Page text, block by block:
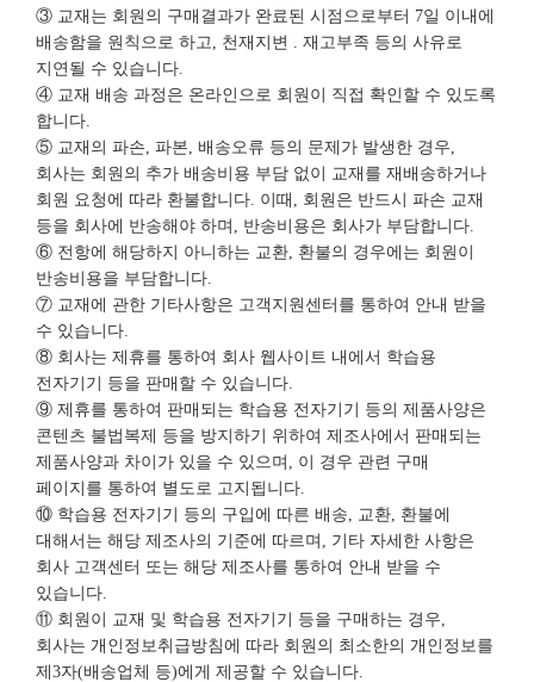
③ 교재는 회원의 구매결과가 완료된 시점으로부터 7일 이내에
배송함을 원칙으로 하고, 천재지변 . 재고부족 등의 사유로
지연될 수 있습니다.
④ 교재 배송 과정은 온라인으로 회원이 직접 확인할 수 있도록
합니다.
⑤ 교재의 파손, 파본, 배송오류 등의 문제가 발생한 경우,
회사는 회원의 추가 배송비용 부담 없이 교재를 재배송하거나
회원 요청에 따라 환불합니다. 이때, 회원은 반드시 파손 교재
등을 회사에 반송해야 하며, 반송비용은 회사가 부담합니다.
⑥ 전항에 해당하지 아니하는 교환, 환불의 경우에는 회원이
반송비용을 부담합니다.
⑦ 교재에 관한 기타사항은 고객지원센터를 통하여 안내 받을
수 있습니다.
⑧ 회사는 제휴를 통하여 회사 웹사이트 내에서 학습용
전자기기 등을 판매할 수 있습니다.
⑨ 제휴를 통하여 판매되는 학습용 전자기기 등의 제품사양은
콘텐츠 불법복제 등을 방지하기 위하여 제조사에서 판매되는
제품사양과 차이가 있을 수 있으며, 이 경우 관련 구매
페이지를 통하여 별도로 고지됩니다.
⑩ 학습용 전자기기 등의 구입에 따른 배송, 교환, 환불에
대해서는 해당 제조사의 기준에 따르며, 기타 자세한 사항은
회사 고객센터 또는 해당 제조사를 통하여 안내 받을 수
있습니다.
⑪ 회원이 교재 및 학습용 전자기기 등을 구매하는 경우,
회사는 개인정보취급방침에 따라 회원의 최소한의 개인정보를
제3자(배송업체 등)에게 제공할 수 있습니다.